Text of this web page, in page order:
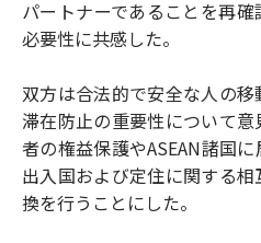
パートナーであることを再
必要性に共感した。
双方は合法的で安全な人の
滞在防止の重要性について
者の権益保護やASEAN諸国
出入国および定住に関する
換を行うことにした。